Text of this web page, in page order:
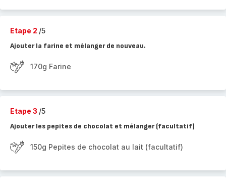
Etape 2 /5
Ajouter la farine et mélanger de nouveau.
170g Farine
Etape 3 /5
Ajouter les pepites de chocolat et mélanger (facultatif)
150g Pepites de chocolat au lait (facultatif)